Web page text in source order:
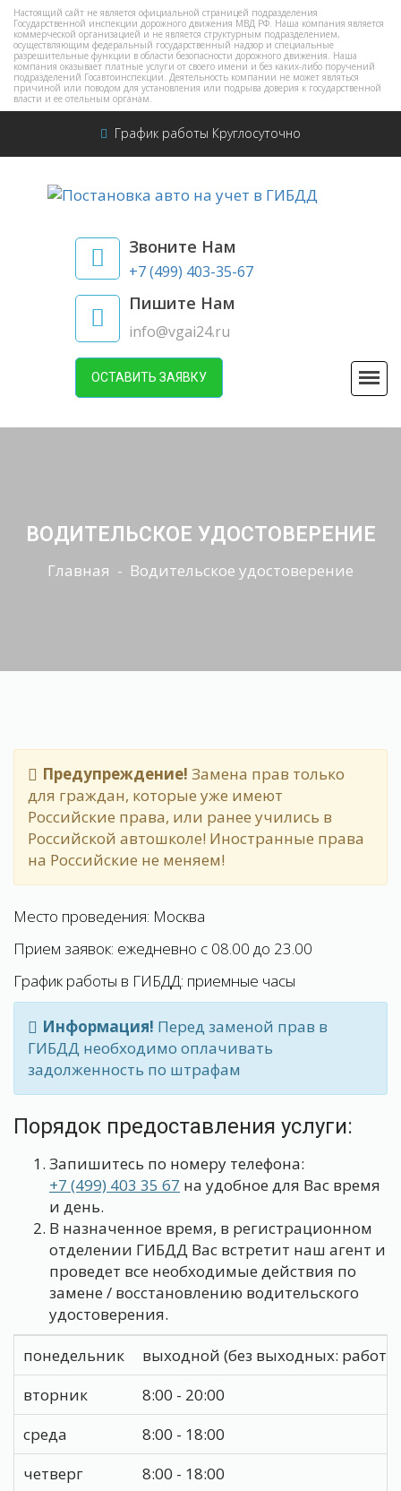
Настоящий сайт не является официальной страницей подразделения
Государственной инспекции дорожного движения МВД РФ. Наша компания является
коммерческой организацией и не является структурным подразделением,
осуществляющим федеральный государственный надзор и специальные
разрешительные функции в области безопасности дорожного движения. Наша
компания оказывает платные услуги от своего имени и без каких-либо поручений
подразделений Госавтоинспекции. Деятельность компании не может являться
причиной или поводом для установления или подрыва доверия к государственной
власти и ее отельным органам.
График работы Круглосуточно
Звоните Нам
+7 (499) 403-35-67
Пишите Нам
info@vgai24.ru
ОСТАВИТЬ ЗАЯВКУ
ВОДИТЕЛЬСКОЕ УДОСТОВЕРЕНИЕ
Главная - Водительское удостоверение
Предупреждение! Замена прав только
для граждан, которые уже имеют
Российские права, или ранее учились в
Российской автошколе! Иностранные права
на Российские не меняем!
Место проведения: Москва
Прием заявок: ежедневно с 08.00 до 23.00
График работы в ГИБДД: приемные часы
Информация! Перед заменой прав в
ГИБДД необходимо оплачивать
задолженность по штрафам
Порядок предоставления услуги:
Запишитесь по номеру телефона:
+7 (499) 403 35 67 на удобное для Вас время
и день.
В назначенное время, в регистрационном
отделении ГИБДД Вас встретит наш агент и
проведет все необходимые действия по
замене / восстановлению водительского
удостоверения.
понедельник
выходной (без выходных:
вторник
8:00 - 20:00
среда
8:00 - 18:00
четверг
8:00 - 18:00